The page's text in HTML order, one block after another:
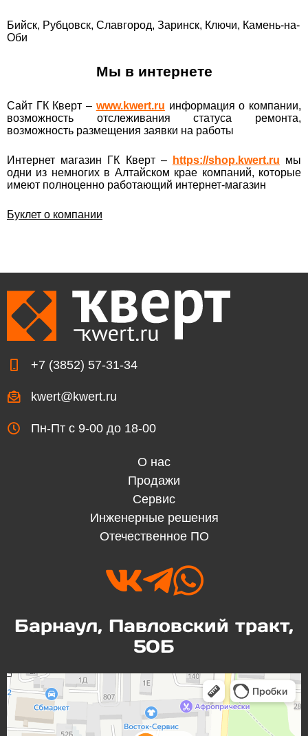
Бийск, Рубцовск, Славгород, Заринск, Ключи, Камень-на-
Оби
Мы в интернете
Сайт ГК Кверт – www.kwert.ru информация о компании,
возможность отслеживания статуса ремонта,
возможность размещения заявки на работы
Интернет магазин ГК Кверт – https://shop.kwert.ru мы
одни из немногих в Алтайском крае компаний, которые
имеют полноценно работающий интернет-магазин
Буклет о компании
+7 (3852) 57-31-34
 kwert@kwert.ru
 Пн-Пт с 9-00 до 18-00
Барнаул, Павловский тракт,
50Б

О нас
Продажи
Сервис
Инженерные решения
Отечественное ПО